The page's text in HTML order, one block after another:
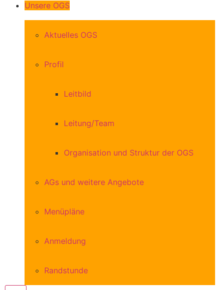
Unsere OGS
Aktuelles OGS
Profil
Leitbild
Leitung/Team
Organisation und Struktur der OGS
AGs und weitere Angebote
Menüpläne
Anmeldung
Randstunde